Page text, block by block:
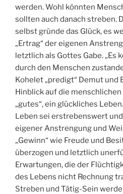
werden. Wohl könnten
sollten auch danach streben.
selbst gründe das Glück, es
„Ertrag“ der eigenen
letztlich als Gottes Gabe. „Es
durch den Menschen
Kohelet „predigt“ Demut und
Hinblick auf die
„gutes“, ein glückliches
Leben sei erstrebenswert
eigener Anstrengung und
„Gewinn“ wie Freude und
überzogen und letztlich
Erwartungen, die der
des Lebens nicht Rechnung
Streben und Tätig-Sein